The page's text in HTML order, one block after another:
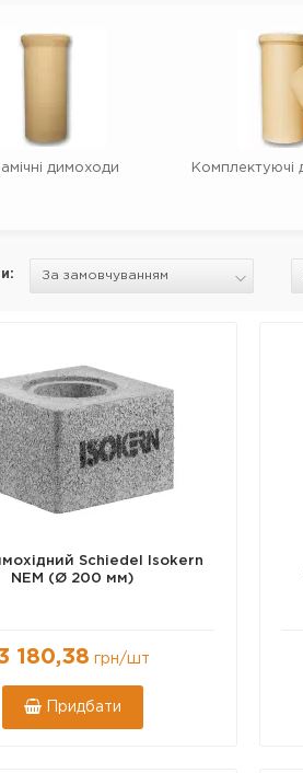
димоходи Комплектуючі
Schiedel Isokern
NEM (Ø 200 мм)
180,38 грн/шт
Придбати